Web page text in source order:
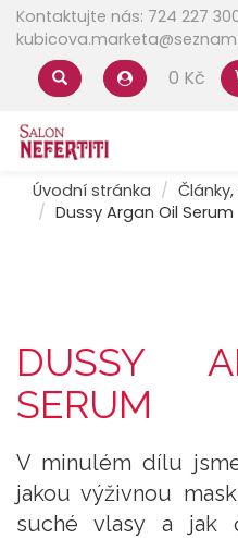
Kontaktujte nás: 724 227
0 Kč
Úvodní stránka
Dussy Argan Oil Serum
DUSSY
SERUM
V minulém dílu
jakou výživnou
suché vlasy a jak